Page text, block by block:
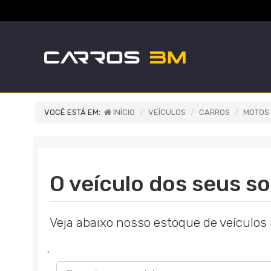
VOCÊ ESTÁ EM: INÍCIO VEÍCULOS CARROS MOTOS
O veículo dos seus
Veja abaixo nosso estoque de veículos
'